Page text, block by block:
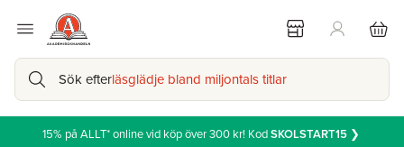
Sök efterläsglädje bland miljontals titlar
15% på ALLT* online vid köp över 300 kr! KodSKOLSTART15❯